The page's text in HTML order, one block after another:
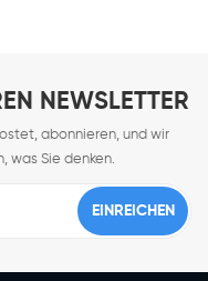
NEWSLETTER
abonnieren, und wir
was Sie denken.